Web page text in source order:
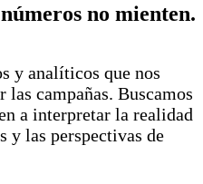
no mienten.
y analíticos que nos
campañas. Buscamos
a interpretar la realidad
y las perspectivas de